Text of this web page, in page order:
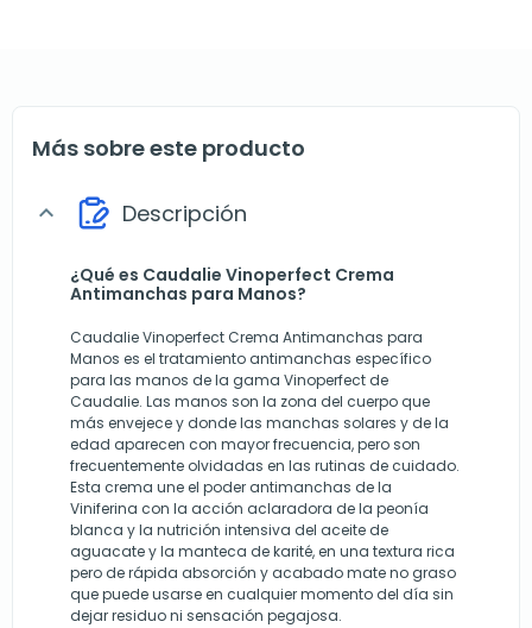
Más sobre este producto
expand_more Descripción
¿Qué es Caudalie Vinoperfect Crema
Antimanchas para Manos?
Caudalie Vinoperfect Crema Antimanchas para
Manos es el tratamiento antimanchas específico
para las manos de la gama Vinoperfect de
Caudalie. Las manos son la zona del cuerpo que
más envejece y donde las manchas solares y de la
edad aparecen con mayor frecuencia, pero son
frecuentemente olvidadas en las rutinas de cuidado.
Esta crema une el poder antimanchas de la
Viniferina con la acción aclaradora de la peonía
blanca y la nutrición intensiva del aceite de
aguacate y la manteca de karité, en una textura rica
pero de rápida absorción y acabado mate no graso
que puede usarse en cualquier momento del día sin
dejar residuo ni sensación pegajosa.